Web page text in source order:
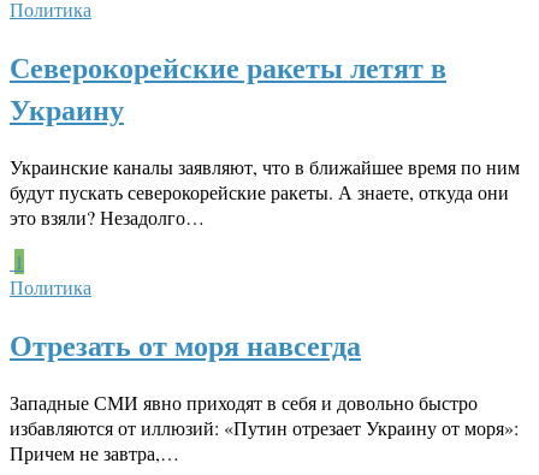
Политика
Северокорейские ракеты летят в
Украину
Украинские каналы заявляют, что в ближайшее время по ним
будут пускать северокорейские ракеты. А знаете, откуда они
это взяли? Незадолго…
1
Политика
Отрезать от моря навсегда
Западные СМИ явно приходят в себя и довольно быстро
избавляются от иллюзий: «Путин отрезает Украину от моря»:
Причем не завтра,…